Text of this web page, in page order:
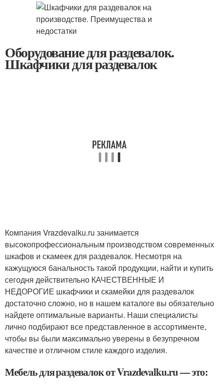
Оборудование для раздевалок.
Шкафчики для раздевалок
Компания Vrazdevalku.ru занимается
высокопрофессиональным производством современных
шкафов и скамеек для раздевалок. Несмотря на
кажущуюся банальность такой продукции, найти и купить
сегодня действительно КАЧЕСТВЕННЫЕ И
НЕДОРОГИЕ шкафчики и скамейки для раздевалок
достаточно сложно, но в нашем каталоге вы обязательно
найдете оптимальные варианты. Наши специалисты
лично подбирают все представленное в ассортименте,
чтобы вы были максимально уверены в безупречном
качестве и отличном стиле каждого изделия.
Мебель для раздевалок от Vrazdevalku.ru — это: